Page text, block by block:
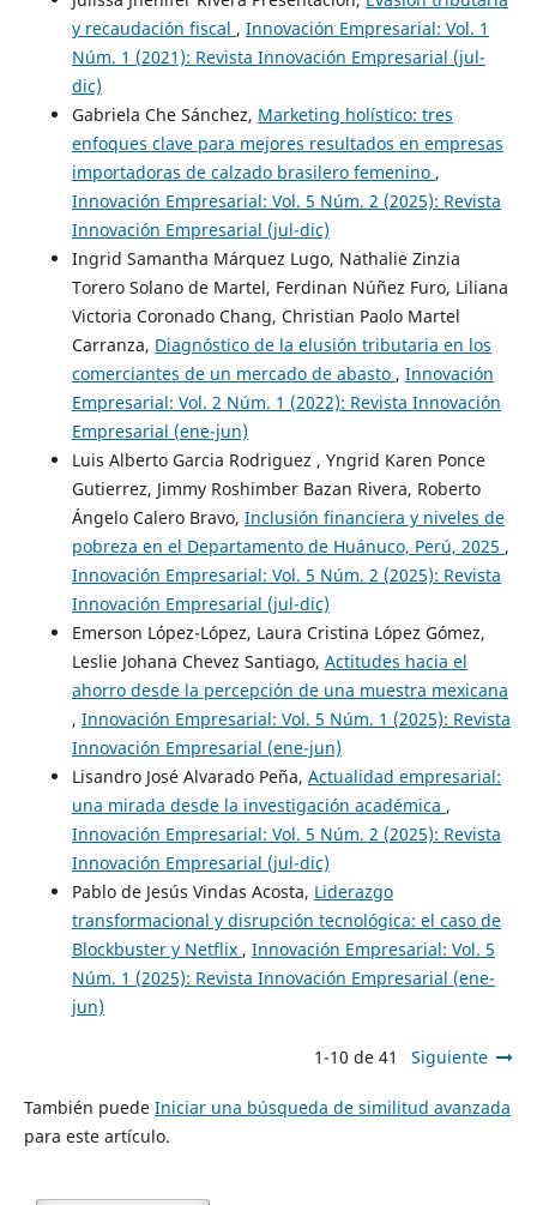
y recaudación fiscal , Innovación Empresarial: Vol. 1
Núm. 1 (2021): Revista Innovación Empresarial (jul-
dic)
Gabriela Che Sánchez, Marketing holístico: tres
enfoques clave para mejores resultados en empresas
importadoras de calzado brasilero femenino ,
Innovación Empresarial: Vol. 5 Núm. 2 (2025): Revista
Innovación Empresarial (jul-dic)
Ingrid Samantha Márquez Lugo, Nathalie Zinzia
Torero Solano de Martel, Ferdinan Núñez Furo, Liliana
Victoria Coronado Chang, Christian Paolo Martel
Carranza, Diagnóstico de la elusión tributaria en los
comerciantes de un mercado de abasto , Innovación
Empresarial: Vol. 2 Núm. 1 (2022): Revista Innovación
Empresarial (ene-jun)
Luis Alberto Garcia Rodriguez , Yngrid Karen Ponce
Gutierrez, Jimmy Roshimber Bazan Rivera, Roberto
Ángelo Calero Bravo, Inclusión financiera y niveles de
pobreza en el Departamento de Huánuco, Perú, 2025 ,
Innovación Empresarial: Vol. 5 Núm. 2 (2025): Revista
Innovación Empresarial (jul-dic)
Emerson López-López, Laura Cristina López Gómez,
Leslie Johana Chevez Santiago, Actitudes hacia el
ahorro desde la percepción de una muestra mexicana
, Innovación Empresarial: Vol. 5 Núm. 1 (2025): Revista
Innovación Empresarial (ene-jun)
Lisandro José Alvarado Peña, Actualidad empresarial:
una mirada desde la investigación académica ,
Innovación Empresarial: Vol. 5 Núm. 2 (2025): Revista
Innovación Empresarial (jul-dic)
Pablo de Jesús Vindas Acosta, Liderazgo
transformacional y disrupción tecnológica: el caso de
Blockbuster y Netflix , Innovación Empresarial: Vol. 5
Núm. 1 (2025): Revista Innovación Empresarial (ene-
jun)
1-10 de 41 Siguiente
También puede Iniciar una búsqueda de similitud avanzada
para este artículo.